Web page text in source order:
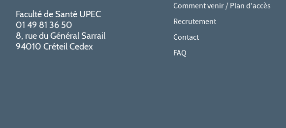
Faculté de Santé UPEC
01 49 81 36 50
8, rue du Général Sarrail
94010 Créteil Cedex
Comment venir / Plan d'accès
Recrutement
Contact
FAQ